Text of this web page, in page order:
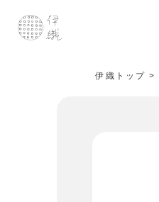
伊織トップ